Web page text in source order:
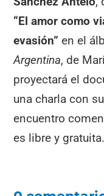
“El amor como
evasión” en el
Argentina, de
proyectará el
una charla con
encuentro
es libre y gratuita.